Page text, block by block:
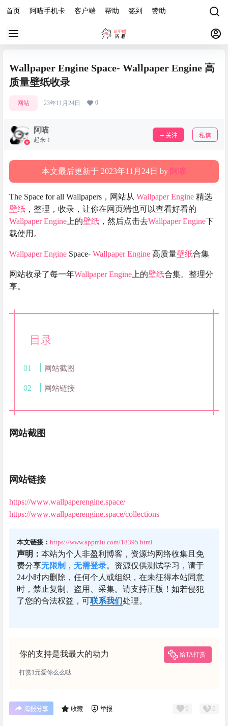
首页 阿喵手机卡 客户端 帮助 签到 赞助
Wallpaper Engine Space- Wallpaper Engine 高
质量壁纸收录
网站 23年11月24日 0
阿喵
起来！
关注 私信
本文最后更新于 2023年11月24日 by 阿喵
The Space for all Wallpapers，网站从 Wallpaper Engine 精选
壁纸 ，整理，收录，让你在网页端也可以查看好看的
Wallpaper Engine 上的壁纸 ，然后点击去Wallpaper Engine下
载使用。
Wallpaper Engine Space- Wallpaper Engine 高质量壁纸合集
网站收录了每一年Wallpaper Engine 上的壁纸合集。整理分
享。
目录
网站截图
网站链接
网站截图
网站链接
https://www.wallpaperengine.space/
https://www.wallpaperengine.space/collections
本文链接： https://www.appmiu.com/18395.html
声明： 本站为个人非盈利博客，资源均网络收集且免
费分享无限制 ， 无需登录。资源仅供测试学习，请于
24小时内删除，任何个人或组织，在未征得本站同意
时，禁止复制、盗用、采集。请支持正版！如若侵犯
了您的合法权益，可联系我们处理。
你的支持是我最大的动力 给TA打赏
打赏1元爱你么么哒
海报分享 收藏 举报 0 0